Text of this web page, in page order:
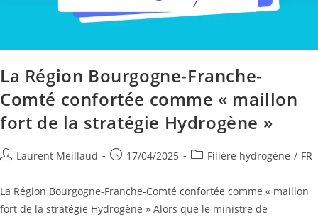
La Région Bourgogne-Franche-
Comté confortée comme « maillon
fort de la stratégie Hydrogène »
Laurent Meillaud 17/04/2025 Filière hydrogène / FR
La Région Bourgogne-Franche-Comté confortée comme « maillon
fort de la stratégie Hydrogène » Alors que le ministre de